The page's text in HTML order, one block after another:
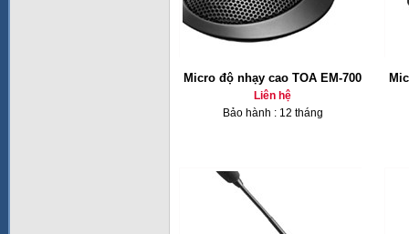
Micro độ nhạy cao TOA EM-700
Liên hệ
Bảo hành : 12 tháng